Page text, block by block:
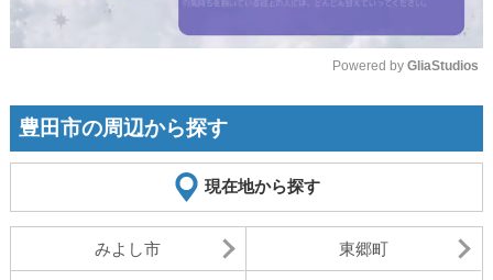
Mute
Powered by GliaStudios
豊田市の周辺から探す
現在地から探す
みよし市 東郷町